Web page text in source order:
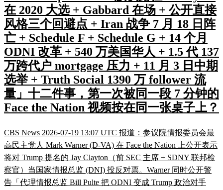
在 2020 大选 + Gabbard 在场 + 公开直接
风格三个回避点 + Iran 战争 7 月 18 日阵
亡 + Schedule F + Schedule G + 14 个月
ODNI 改革 + 540 万美国华人 + 1.5 代 137
万跨代户 mortgage 压力 + 11 月 3 日中期
选举 + Truth Social 1390 万 follower 流
量」十二件事，第一次被同一段 7 分钟的
Face the Nation 视频按在同一张桌子上？
CBS News 2026-07-19 13:07 UTC 报道：参议院情报委员会最
高民主党人 Mark Warner (D-VA) 在 Face the Nation 上公开表示
将对 Trump 提名的 Jay Clayton（前 SEC 主席 + SDNY 联邦检
察官）当国家情报总监 (DNI) 投反对票。Warner 同时公开警
告「代理情报总监 Bill Pulte 把 ODNI 变成 Trump 政治对手